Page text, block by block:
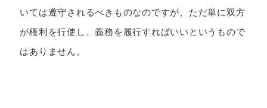
いては遵守されるべきものなのですが、ただ単に双方
が権利を行使し、義務を履行すればいいというもので
はありません。